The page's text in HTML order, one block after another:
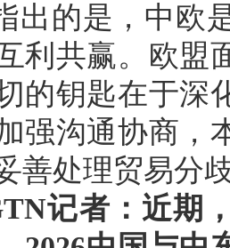
出的是，中欧
利共赢。欧盟
的钥匙在于深
强沟通协商，
善处理贸易分
记者：近期